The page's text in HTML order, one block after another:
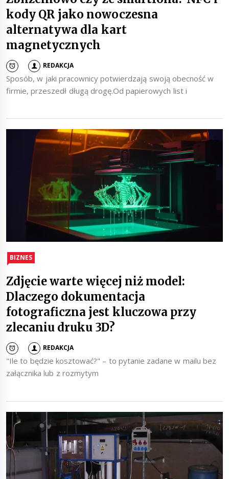
kody QR jako nowoczesna
alternatywa dla kart
magnetycznych
REDAKCJA
Sposób, w jaki pracownicy potwierdzają swoją obecność w
firmie, przeszedł długą drogę.Od papierowych list i
BIZNES
Zdjęcie warte więcej niż model:
Dlaczego dokumentacja
fotograficzna jest kluczowa przy
zlecaniu druku 3D?
REDAKCJA
"Ile to będzie kosztować?" – to pytanie zadane w mailu bez
załącznika lub z rozmytym